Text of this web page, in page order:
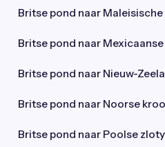
Britse pond naar
Britse pond naar
Britse pond naar Nieuw-
Britse pond naar Noorse
Britse pond naar Poolse